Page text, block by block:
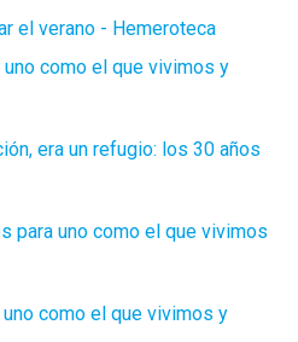
el verano - Hemeroteca
uno como el que vivimos y
era un refugio: los 30 años
para uno como el que vivimos
como el que vivimos y